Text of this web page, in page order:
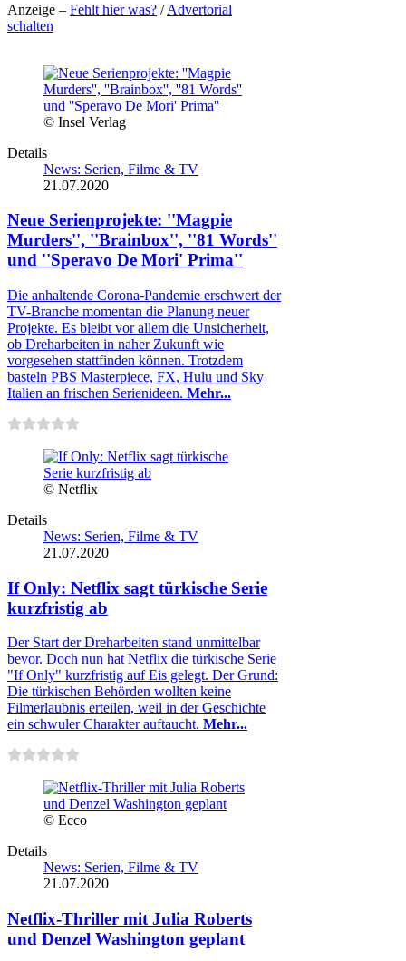
Anzeige – Fehlt hier was? /Advertorial
schalten
© Insel Verlag
Details
News: Serien, Filme & TV
21.07.2020
Neue Serienprojekte: ''Magpie
Murders'', ''Brainbox'', ''81 Words''
und ''Speravo De Mori' Prima''
Die anhaltende Corona-Pandemie erschwert der
TV-Branche momentan die Planung neuer
Projekte. Es bleibt vor allem die Unsicherheit,
ob Dreharbeiten in naher Zukunft wie
vorgesehen stattfinden können. Trotzdem
basteln PBS Masterpiece, FX, Hulu und Sky
Italien an frischen Serienideen. Mehr...
© Netflix
Details
News: Serien, Filme & TV
21.07.2020
If Only: Netflix sagt türkische Serie
kurzfristig ab
Der Start der Dreharbeiten stand unmittelbar
bevor. Doch nun hat Netflix die türkische Serie
"If Only" kurzfristig auf Eis gelegt. Der Grund:
Die türkischen Behörden wollten keine
Filmerlaubnis erteilen, weil in der Geschichte
ein schwuler Charakter auftaucht. Mehr...
© Ecco
Details
News: Serien, Filme & TV
21.07.2020
Netflix-Thriller mit Julia Roberts
und Denzel Washington geplant